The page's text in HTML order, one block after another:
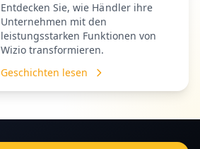
Entdecken Sie, wie Händler ihre
Unternehmen mit den
leistungsstarken Funktionen von
Wizio transformieren.
Geschichten lesen